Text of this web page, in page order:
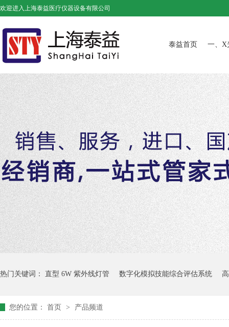
欢迎进入上海泰益医疗仪器设备有限公司
泰益首页 一、X
热门关键词： 直型 6W 紫外线灯管 数字化模拟技能综合评估系统
您的位置： 首页 > 产品频道